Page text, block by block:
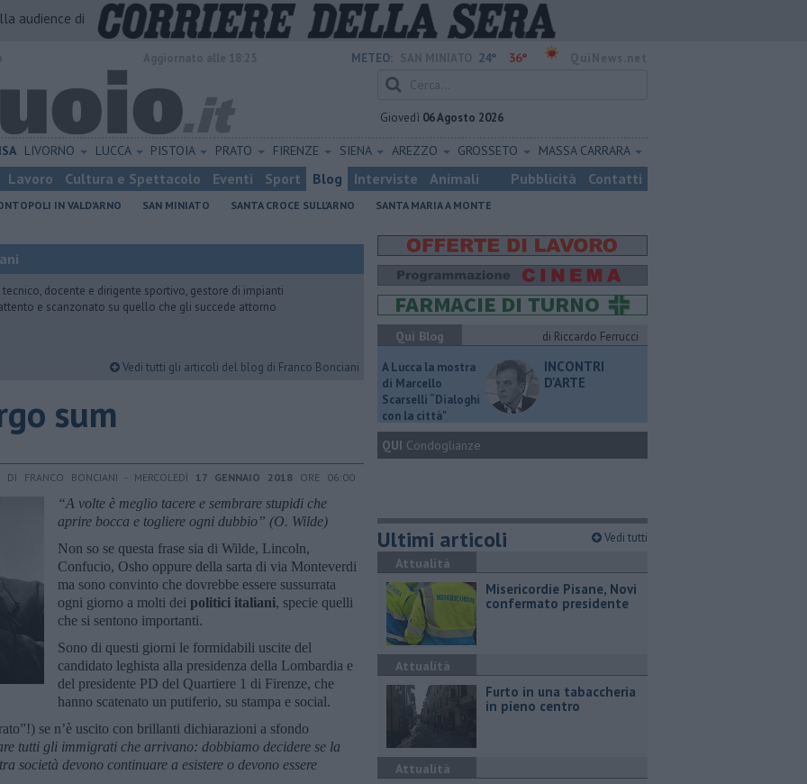
audience di
METEO: 24° 36°
Giovedì 06 Agosto 2026
LIVORNO LUCCA PISTOIA PRATO FIRENZE SIENA AREZZO GROSSETO MASSA CARRARA
Lavoro Cultura e Spettacolo Eventi Sport Blog Interviste Animali Pubblicità Contatti
IN VALD'ARNO SAN MINIATO SANTA CROCE SULL'ARNO SANTA MARIA A MONTE
docente e dirigente sportivo, gestore di impianti
e scanzonato su quello che gli succede attorno
Vedi tutti gli articoli del blog di Franco Bonciani
sum
DI FRANCO BONCIANI - MERCOLEDÌ 17 GENNAIO 2018 ORE 06:00
“A volte è meglio tacere e sembrare stupidi che
aprire bocca e togliere ogni dubbio” (O. Wilde)
Non so se questa frase sia di Wilde, Lincoln,
Confucio, Osho oppure della sarta di via Monteverdi
ma sono convinto che dovrebbe essere sussurrata
ogni giorno a molti dei politici italiani, specie quelli
che si sentono importanti.
Sono di questi giorni le formidabili uscite del
candidato leghista alla presidenza della Lombardia e
del presidente PD del Quartiere 1 di Firenze, che
hanno scatenato un putiferio, su stampa e social.
se n’è uscito con brillanti dichiarazioni a sfondo
tutti gli immigrati che arrivano: dobbiamo decidere se la
società devono continuare a esistere o devono essere
Qui Blog
di Riccardo Ferrucci
A Lucca la mostra
di Marcello
Scarselli “Dialoghi
con la città"
INCONTRI
D'ARTE
QUI Condoglianze
Ultimi articoli Vedi tutti
Attualità
Misericordie Pisane, Novi
confermato presidente
Attualità
Furto in una tabaccheria
in pieno centro
Attualità